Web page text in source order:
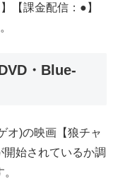
【課金配信：●】
・Blue-
オ)の映画【狼チャ
始されているか調